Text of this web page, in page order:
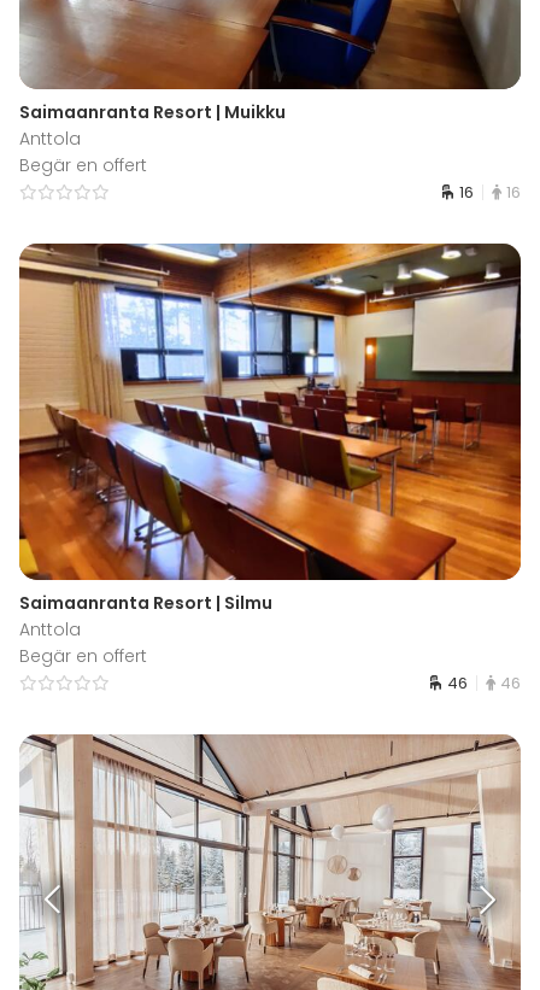
Saimaanranta Resort | Muikku
Anttola
Begär en offert
16 16
Saimaanranta Resort | Silmu
Anttola
Begär en offert
46 46